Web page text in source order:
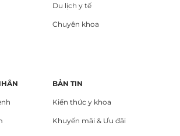
Du lịch y tế
Chuyên khoa
BẢN TIN
Kiến thức y khoa
Khuyến mãi & Ưu đãi